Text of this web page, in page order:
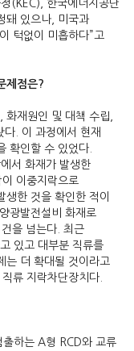
(KEC), 한국에너지공단
돼 있으나, 미국과
턱없이 미흡하다”고
제점은?
화재원인 및 대책 수립,
다. 이 과정에서 현재
확인할 수 있었다.
서 화재가 발생한
이중지락으로
생한 것을 확인한 적이
광발전설비 화재로
을 넘는다. 최근
있고 대부분 직류를
는 더 확대될 것이라고
류 지락차단장치다.
출하는 A형 RCD와 교류